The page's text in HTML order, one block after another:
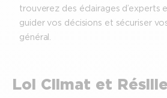
trouverez des éclairages d’experts
guider vos décisions et sécuriser
général.
Loi Climat et